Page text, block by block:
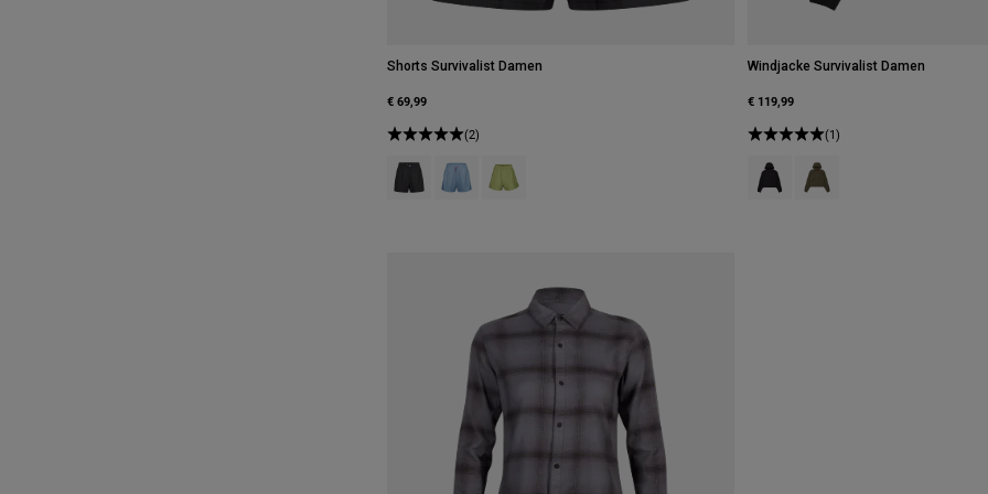
Shorts Survivalist Damen
€ 69,99
(2)
Product swatch type of Schwarz.
Product swatch type of Kaschmir-Blau.
Product swatch type of Blassgrün.
Windjacke Survivalist Damen
€ 119,99
(1)
Product swatch type of Schwarz.
Product swatch type of